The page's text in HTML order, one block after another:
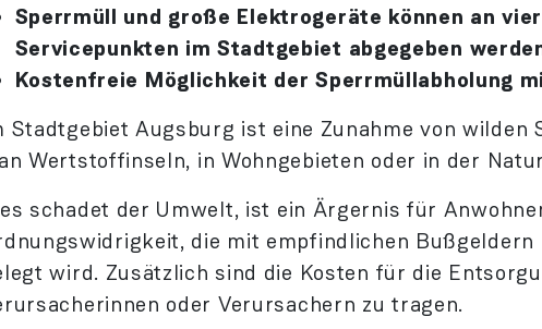
Sperrmüll und große Elektrogeräte können an
Servicepunkten im Stadtgebiet abgegeben
Kostenfreie Möglichkeit der Sperrmüllabholung
Stadtgebiet Augsburg ist eine Zunahme von wilden
Wertstoffinseln, in Wohngebieten oder in der
schadet der Umwelt, ist ein Ärgernis für
die mit empfind­lichen Bußgeldern
wird. Zusätzlich sind die Kosten für die
oder Verur­sachern zu tragen.